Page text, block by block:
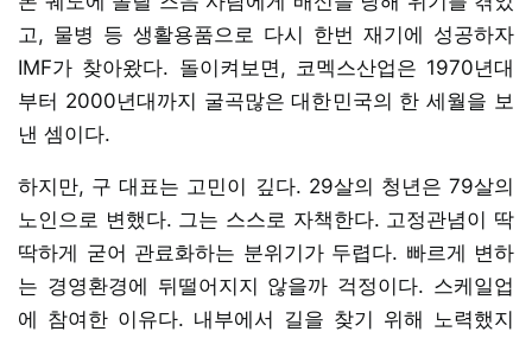
고, 물병 등 생활용품으로 다시 한번 재기에 성공하자
IMF가 찾아왔다. 돌이켜보면, 코멕스산업은 1970년대
부터 2000년대까지 굴곡많은 대한민국의 한 세월을 보
낸 셈이다.
하지만, 구 대표는 고민이 깊다. 29살의 청년은 79살의
노인으로 변했다. 그는 스스로 자책한다. 고정관념이 딱
딱하게 굳어 관료화하는 분위기가 두렵다. 빠르게 변하
는 경영환경에 뒤떨어지지 않을까 걱정이다. 스케일업
에 참여한 이유다. 내부에서 길을 찾기 위해 노력했지